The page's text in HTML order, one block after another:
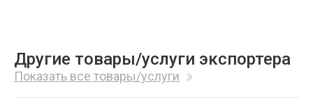
Другие товары/услуги экспортера
Показать все товары/услуги